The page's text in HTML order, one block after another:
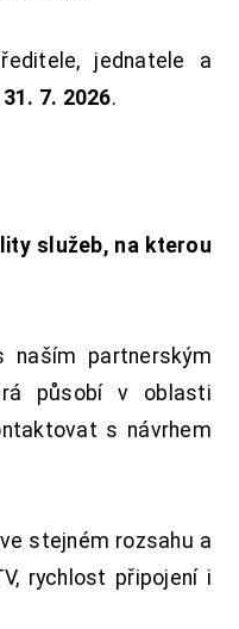
jednatele a
31. 7. 2026.
služeb, na kterou
partnerským
působí v oblasti
s návrhem
stejném rozsahu a
rychlost připojení i